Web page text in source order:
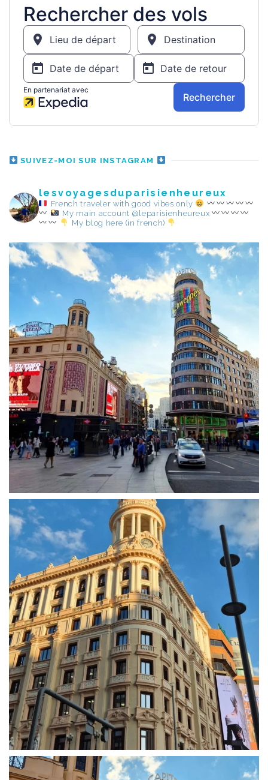
SUIVEZ-MOI SUR INSTAGRAM
lesvoyagesduparisienheureux
French traveler with good vibes only
My main account @leparisienheureux
My blog here (in french)